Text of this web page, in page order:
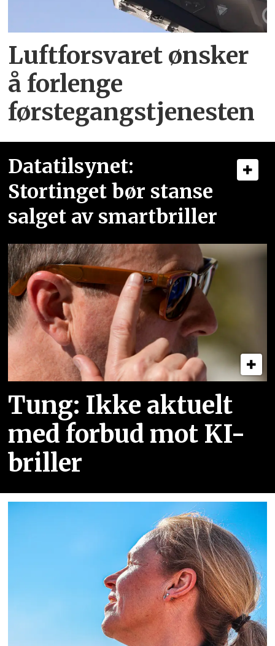
Luftforsvaret ønsker
å forlenge
førstegangstjenesten
Datatilsynet:
Stortinget bør stanse
salget av smartbriller
Tung: Ikke aktuelt
med forbud mot KI-
briller